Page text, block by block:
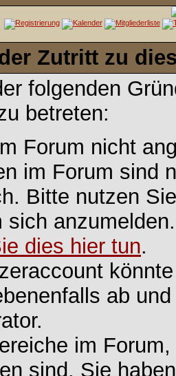
Zutritt zu
folgenden
betreten:
Forum nicht
im Forum sind
Bitte nutzen
sich
dies hier tun.
ab
im
sind. Sie